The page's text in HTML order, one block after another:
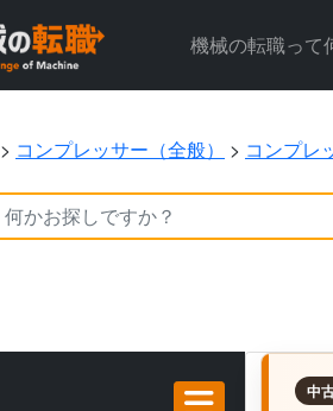
機械の転職って
> コンプレッサー（全般） > コンプレ
中